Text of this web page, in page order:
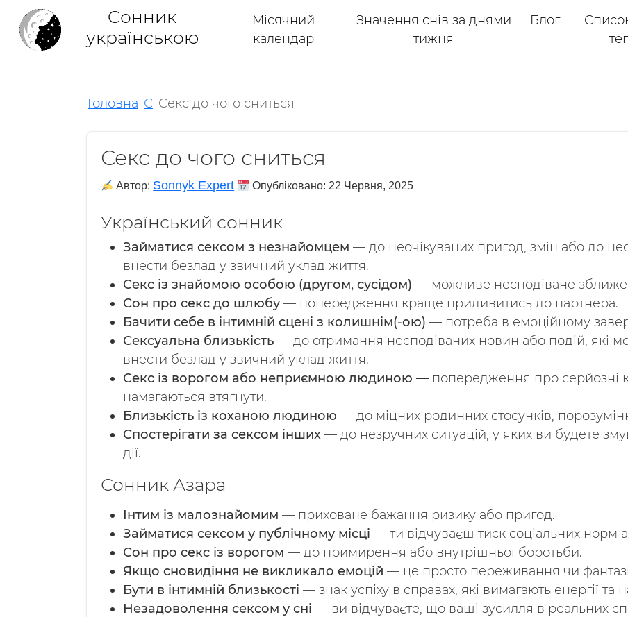
Cонник
українською
Місячний
календар
Значення снів за днями
тижня
Блог
Головна С Секс до чого сниться
Секс до чого сниться
Автор: Sonnyk Expert Опубліковано: 22 Червня, 2025
Український сонник
Займатися сексом з незнайомцем — до неочікуваних пригод, змін або до
внести безлад у звичний уклад життя.
Секс із знайомою особою (другом, сусідом) — можливе несподіване
Сон про секс до шлюбу — попередження краще придивитись до партнера.
Бачити себе в інтимній сцені з колишнім(-ою) — потреба в емоційному
Сексуальна близькість — до отримання несподіваних новин або подій, які
внести безлад у звичний уклад життя.
Секс із ворогом або неприємною людиною — попередження про серйозні
намагаються втягнути.
Близькість із коханою людиною — до міцних родинних стосунків,
Спостерігати за сексом інших — до незручних ситуацій, у яких ви будете
дії.
Сонник Азара
Інтим із малознайомим — приховане бажання ризику або пригод.
Займатися сексом у публічному місці — ти відчуваєш тиск соціальних норм
Сон про секс із ворогом — до примирення або внутрішньої боротьби.
Якщо сновидіння не викликало емоцій — це просто переживання чи
Бути в інтимній близькості — знак успіху в справах, які вимагають енергії та
Незадоволення сексом у сні — ви відчуваєте, що ваші зусилля в реальних